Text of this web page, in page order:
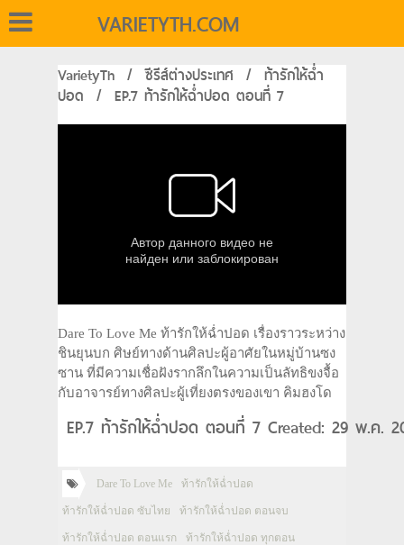
VARIETYTH.COM
VarietyTh / ซีรีส์ต่างประเทศ / ท้ารักให้ฉ่ำ
ปอด / EP.7 ท้ารักให้ฉ่ำปอด ตอนที่ 7
Dare To Love Me ท้ารักให้ฉ่ำปอด เรื่องราวระหว่าง
ชินยุนบก ศิษย์ทางด้านศิลปะผู้อาศัยในหมู่บ้านซง
ซาน ที่มีความเชื่อฝังรากลึกในความเป็นลัทธิขงจื้อ
กับอาจารย์ทางศิลปะผู้เที่ยงตรงของเขา คิมฮงโด
EP.7 ท้ารักให้ฉ่ำปอด ตอนที่ 7 Created: 29 พ.ค.
Dare To Love Me ท้ารักให้ฉ่ำปอด
ท้ารักให้ฉ่ำปอด ซับไทย ท้ารักให้ฉ่ำปอด ตอนจบ
ท้ารักให้ฉ่ำปอด ตอนแรก ท้ารักให้ฉ่ำปอด ทุกตอน